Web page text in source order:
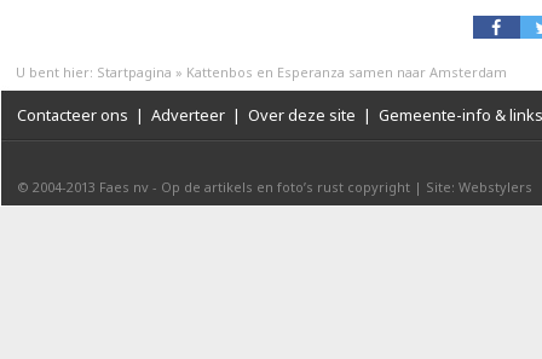
U bent hier: Startpagina » Kattenbos en Esperanza samen naar Amsterdam
Contacteer ons | Adverteer | Over deze site | Gemeente-info & links
© 2004-2013 Faes nv - Op de artikels en foto’s rust copyright | Site: Webstylers